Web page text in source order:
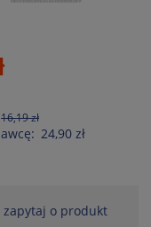
16,19 zł
24,90 zł
zapytaj o produkt